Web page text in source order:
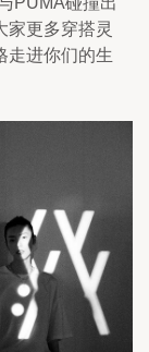
家更多穿搭灵
走进你们的生